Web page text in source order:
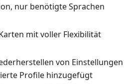
nur benötigte Sprachen
mit voller Flexibilität
von Einstellungen
Profile hinzugefügt